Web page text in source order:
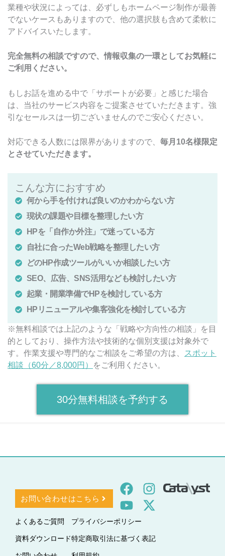
業種や状況によっては、必ずしもホームページ制作が最善
でないケースもありますので、他の選択肢も含めて柔軟に
アドバイスいたします。
完全無料の相談ですので、情報収集の一環としてお気軽に
ご利用ください。
もしお話を進める中で「サポートが必要」と感じた場合
は、当社のサービス内容をご提案させていただきます。強
引なセールスは一切ございませんのでご安心ください。
対応できる人数には限界がありますので、 毎月10名様限定
とさせていただきます。
こんな方におすすめ
何から手を付ければ良いのかわからない方
現状の課題や目標を整理したい方
HPを「自作か外注」で迷っている方
自社に合ったWeb戦略を整理したい方
どのHP作成ツールがいいか相談したい方
SEO、広告、SNS活用なども検討したい方
起業・開業準備でHPを検討している方
HPリニューアルや集客強化を検討している方
※無料相談では上記のような「戦略や方向性の相談」を目
的としており、操作方法や技術的な個別支援は対象外で
す。作業支援や専門的なご相談をご希望の方は、
スポット
相談（60分／8,000円）
をご利用ください。
30分無料相談を予約する
F
a
c
e
b
I
n
s
a
Y
o
u
t
u
X
-
t
i
お問い合わせはこちら
よくあるご質問
資料ダウンロード
プライバシーポリシー
特定商取引法に基づく表記​